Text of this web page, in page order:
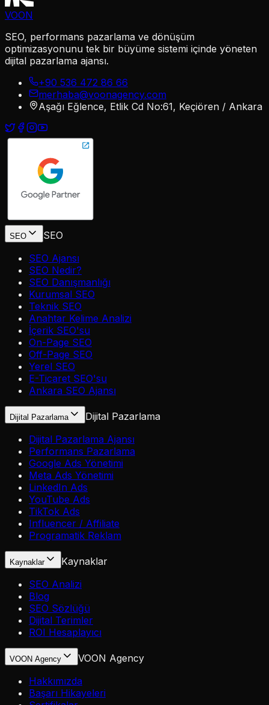
VOON
SEO, performans pazarlama ve dönüşüm
optimizasyonunu tek bir büyüme sistemi içinde yöneten
dijital pazarlama ajansı.
+90 536 472 86 66
merhaba@voonagency.com
Aşağı Eğlence, Etlik Cd No:61, Keçiören / Ankara
SEO
SEO
SEO Ajansı
SEO Nedir?
SEO Danışmanlığı
Kurumsal SEO
Teknik SEO
Anahtar Kelime Analizi
İçerik SEO'su
On-Page SEO
Off-Page SEO
Yerel SEO
E-Ticaret SEO'su
Ankara SEO Ajansı
Dijital Pazarlama
Dijital Pazarlama
Dijital Pazarlama Ajansı
Performans Pazarlama
Google Ads Yönetimi
Meta Ads Yönetimi
LinkedIn Ads
YouTube Ads
TikTok Ads
Influencer / Affiliate
Programatik Reklam
Kaynaklar
Kaynaklar
SEO Analizi
Blog
SEO Sözlüğü
Dijital Terimler
ROI Hesaplayıcı
VOON Agency
VOON Agency
Hakkımızda
Başarı Hikayeleri